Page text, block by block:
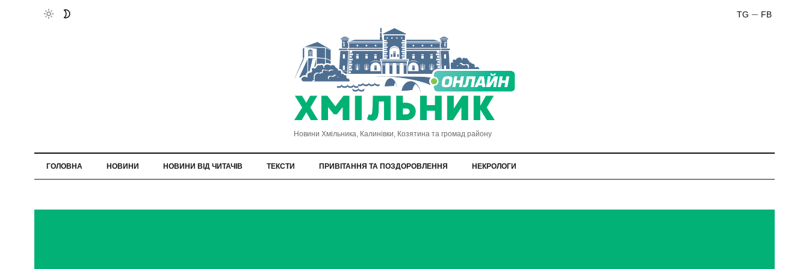
FB
TG
Новини Хмільника, Калинівки, Козятина та громад району
ГОЛОВНА НОВИНИ НОВИНИ ВІД ЧИТАЧІВ ТЕКСТИ ПРИВІТАННЯ ТА ПОЗДОРОВЛЕННЯ НЕКРОЛОГИ